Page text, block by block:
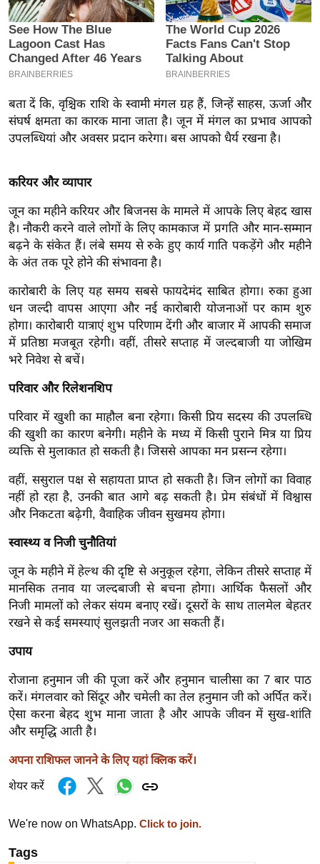
इ
म
ई
-
प
र
सा
बे
मि
सा
ल
श
ख्सि
य
त
यं
इं
डि
या
सा
हि
त्य
ज
त
ऑ
टो
र्ल्ड
न्यू
ज
ब्री
फ
म
रं
न
ज
बता दें कि, वृश्चिक राशि के स्वामी मंगल ग्रह हैं, जिन्हें साहस, ऊर्जा और
संघर्ष क्षमता का कारक माना जाता है। जून में मंगल का प्रभाव आपको
उपलब्धियां और अवसर प्रदान करेगा। बस आपको धैर्य रखना है।
करियर और व्यापार
जून का महीने करियर और बिजनस के मामले में आपके लिए बेहद खास
है। नौकरी करने वाले लोगों के लिए कामकाज में प्रगति और मान-सम्मान
बढ़ने के संकेत हैं। लंबे समय से रुके हुए कार्य गाति पकड़ेंगे और महीने
के अंत तक पूरे होने की संभावना है।
कारोबारी के लिए यह समय सबसे फायदेमंद साबित होगा। रुका हुआ
धन जल्दी वापस आएगा और नई कारोबारी योजनाओं पर काम शुरु
होगा। कारोबारी यात्राएं शुभ परिणाम देंगी और बाजार में आपकी समाज
में प्रतिष्ठा मजबूत रहेगी। वहीं, तीसरे सप्ताह में जल्दबाजी या जोखिम
भरे निवेश से बचें।
परिवार और रिलेशनशिप
परिवार में खुशी का माहौल बना रहेगा। किसी प्रिय सदस्य की उपलब्धि
की खुशी का कारण बनेगी। महीने के मध्य में किसी पुराने मित्र या प्रिय
व्यक्ति से मुलाकात हो सकती है। जिससे आपका मन प्रसन्न रहेगा।
वहीं, ससुराल पक्ष से सहायता प्राप्त हो सकती है। जिन लोगों का विवाह
नहीं हो रहा है, उनकी बात आगे बढ़ सकती है। प्रेम संबंधों में विश्वास
और निकटता बढ़ेगी, वैवाहिक जीवन सुखमय होगा।
स्वास्थ्य व निजी चुनौतियां
जून के महीने में हेल्थ की दृष्टि से अनुकूल रहेगा, लेकिन तीसरे सप्ताह में
मानसिक तनाव या जल्दबाजी से बचना होगा। आर्थिक फैसलों और
निजी मामलों को लेकर संयम बनाए रखें। दूसरों के साथ तालमेल बेहतर
रखने से कई समस्याएं सुलझती नजर आ सकती हैं।
उपाय
रोजाना हनुमान जी की पूजा करें और हनुमान चालीसा का 7 बार पाठ
करें। मंगलवार को सिंदूर और चमेली का तेल हनुमान जी को अर्पित करें।
ऐसा करना बेहद शुभ माना जाता है और आपके जीवन में सुख-शांति
और समृद्धि आती है।
अपना राशिफल जानने के लिए यहां क्लिक करें।
शेयर करें
We're now on WhatsApp. Click to join.
Tags